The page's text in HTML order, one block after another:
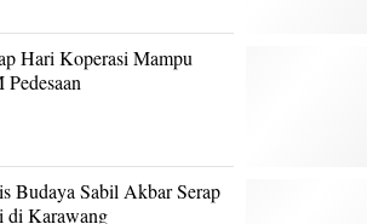
Hari Koperasi Mampu
Budaya Sabil Akbar Serap
di Karawang